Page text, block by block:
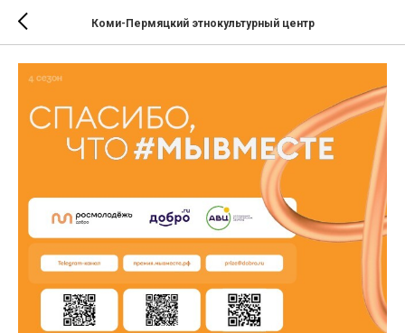
Коми-Пермяцкий этнокультурный центр